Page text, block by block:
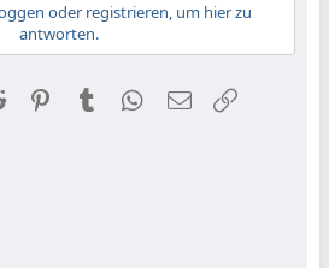
oder registrieren, um hier zu
antworten.
Reddit PinterestTumblr WhatsApp
E-Mail